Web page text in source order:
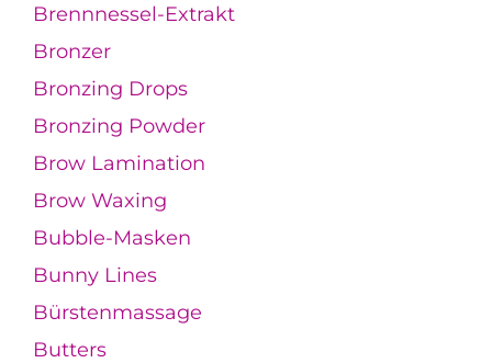
Brennnessel-Extrakt
Bronzer
Bronzing Drops
Bronzing Powder
Brow Lamination
Brow Waxing
Bubble-Masken
Bunny Lines
Bürstenmassage
Butters